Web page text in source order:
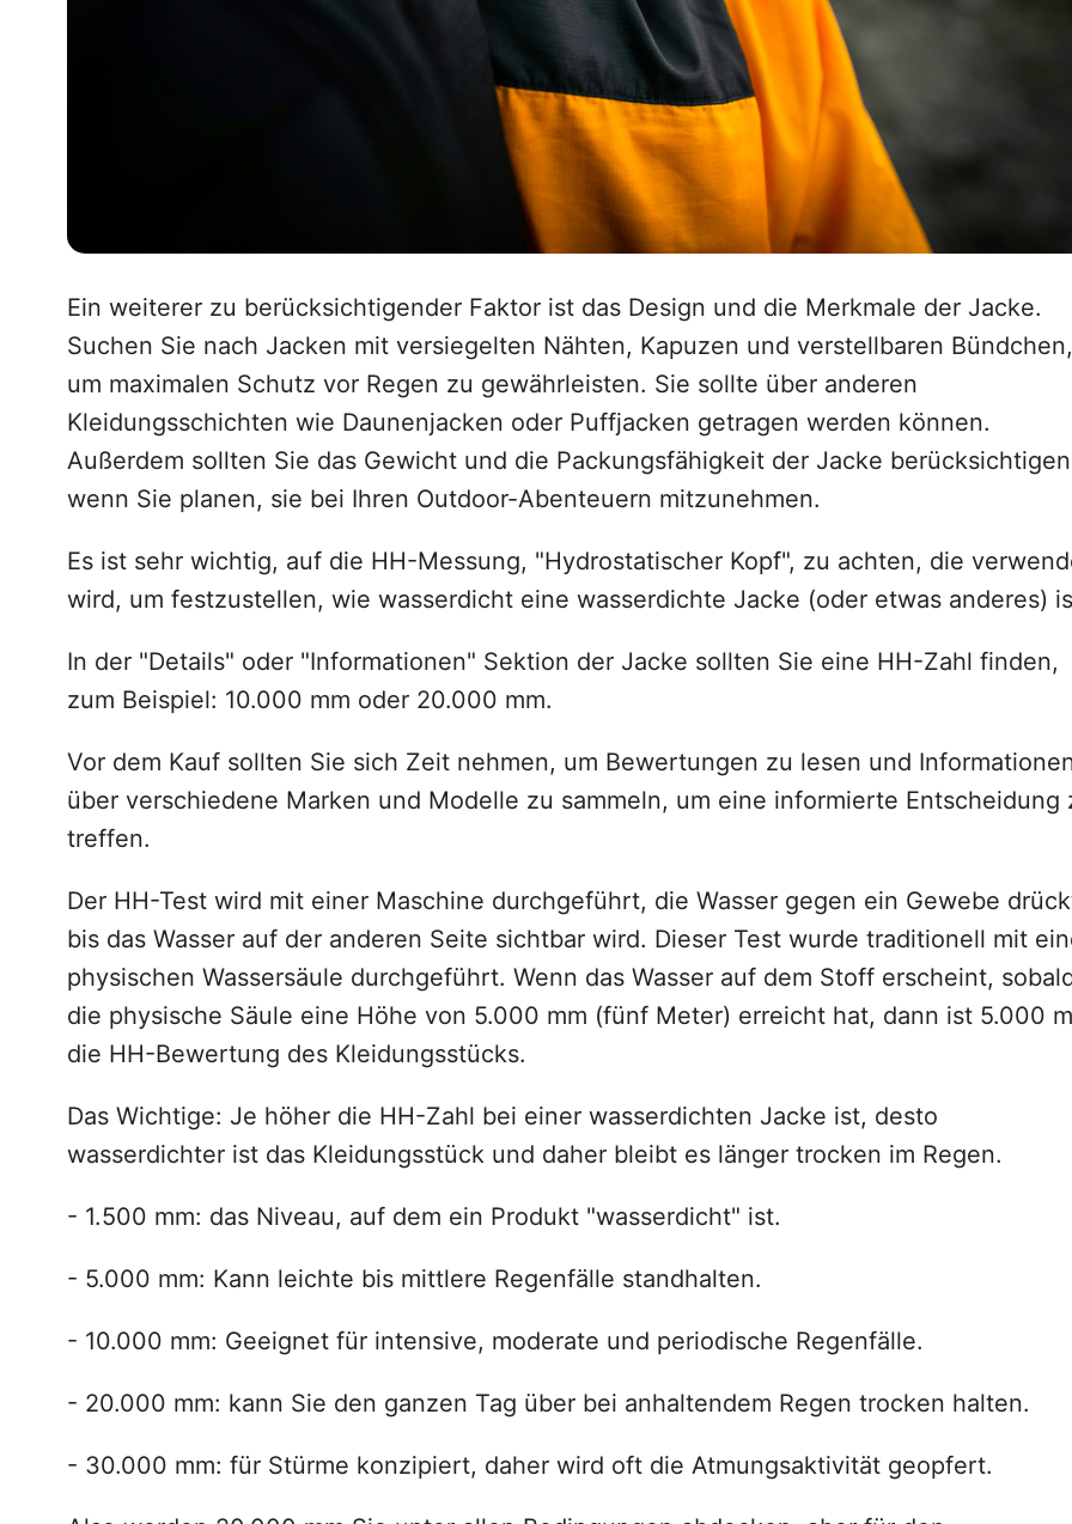
Ein weiterer zu berücksichtigender Faktor ist das Design und die Merkmale der Jacke.
Suchen Sie nach Jacken mit versiegelten Nähten, Kapuzen und verstellbaren Bündchen,
um maximalen Schutz vor Regen zu gewährleisten. Sie sollte über anderen
Kleidungsschichten wie Daunenjacken oder Puffjacken getragen werden können.
Außerdem sollten Sie das Gewicht und die Packungsfähigkeit der Jacke
wenn Sie planen, sie bei Ihren Outdoor-Abenteuern mitzunehmen.
Es ist sehr wichtig, auf die HH-Messung, "Hydrostatischer Kopf", zu achten, die
wird, um festzustellen, wie wasserdicht eine wasserdichte Jacke (oder etwas anderes)
In der "Details" oder "Informationen" Sektion der Jacke sollten Sie eine HH-Zahl finden,
zum Beispiel: 10.000 mm oder 20.000 mm.
Vor dem Kauf sollten Sie sich Zeit nehmen, um Bewertungen zu lesen und
über verschiedene Marken und Modelle zu sammeln, um eine informierte Entscheidung
treffen.
Der HH-Test wird mit einer Maschine durchgeführt, die Wasser gegen ein Gewebe
bis das Wasser auf der anderen Seite sichtbar wird. Dieser Test wurde traditionell mit
physischen Wassersäule durchgeführt. Wenn das Wasser auf dem Stoff erscheint,
die physische Säule eine Höhe von 5.000 mm (fünf Meter) erreicht hat, dann ist 5.000
die HH-Bewertung des Kleidungsstücks.
Das Wichtige: Je höher die HH-Zahl bei einer wasserdichten Jacke ist, desto
wasserdichter ist das Kleidungsstück und daher bleibt es länger trocken im Regen.
- 1.500 mm: das Niveau, auf dem ein Produkt "wasserdicht" ist.
- 5.000 mm: Kann leichte bis mittlere Regenfälle standhalten.
- 10.000 mm: Geeignet für intensive, moderate und periodische Regenfälle.
- 20.000 mm: kann Sie den ganzen Tag über bei anhaltendem Regen trocken halten.
- 30.000 mm: für Stürme konzipiert, daher wird oft die Atmungsaktivität geopfert.